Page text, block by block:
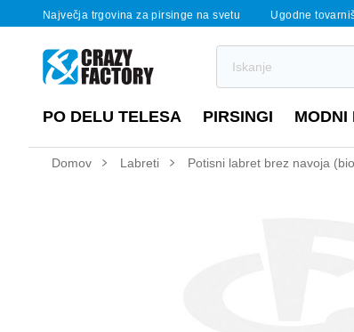
Največja trgovina za pirsinge na svetu Ugodne
PO DELU TELESA PIRSINGI MODNI
Domov Labreti Potisni labret brez navoja